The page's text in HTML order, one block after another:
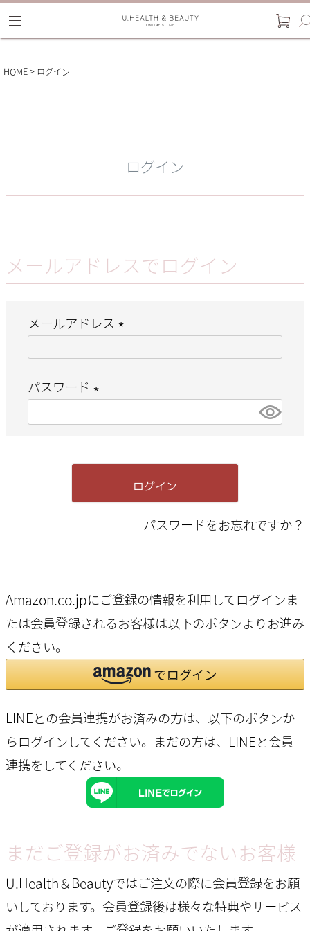
HOME ログイン
ログイン
メールアドレスでログイン
メールアドレス
須
)
パスワード
須
ログイン
パスワードをお忘れですか？
Amazon.co.jpにご登録の情報を利用してログインま
たは会員登録されるお客様は以下のボタンよりお進み
ください。
LINEとの会員連携がお済みの方は、以下のボタンか
らログインしてください。まだの方は、
LINEと会員
連携をしてください。
まだご登録がお済みでないお客様
U.Health＆Beautyではご注文の際に会員登録をお願
いしております。会員登録後は様々な特典やサービス